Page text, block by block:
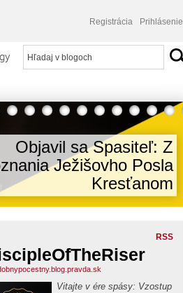
Registrácia Prihlásenie
Objavil sa Spasiteľ: Z
Ježišovho Posla
Kresťanom
RSS
Vitajte v ére spásy: Vzostup